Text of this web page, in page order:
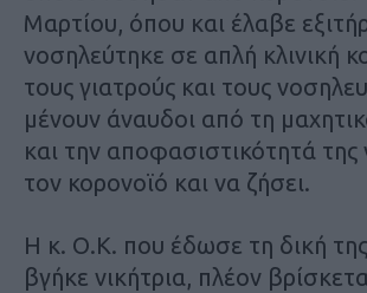
Μαρτίου, όπου και έλαβε
νοσηλεύτηκε σε απλή κλινική
τους γιατρούς και τους
μένουν άναυδοι από τη
και την αποφασιστικότητά της
τον κορονοϊό και να ζήσει.
Η κ. Ο.Κ. που έδωσε τη δική
βγήκε νικήτρια, πλέον